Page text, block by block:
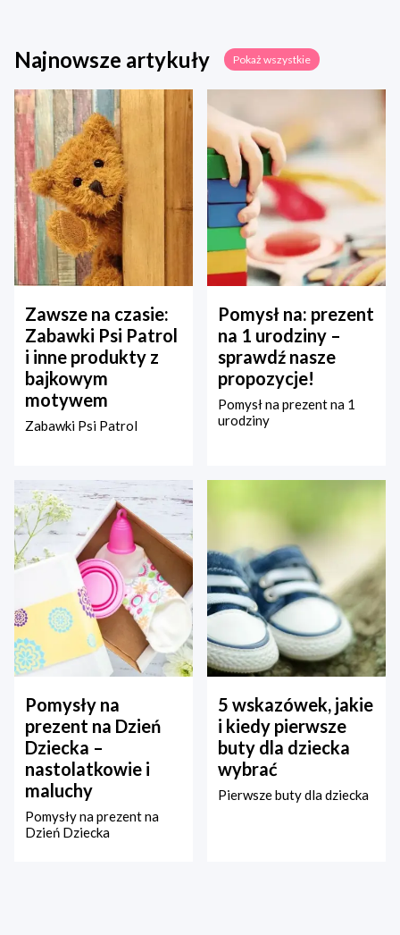
Najnowsze artykuły Pokaż wszystkie
Zawsze na czasie:
Zabawki Psi Patrol
i inne produkty z
bajkowym
motywem
Zabawki Psi Patrol
Pomysł na: prezent
na 1 urodziny –
sprawdź nasze
propozycje!
Pomysł na prezent na 1
urodziny
Pomysły na
prezent na Dzień
Dziecka –
nastolatkowie i
maluchy
Pomysły na prezent na
Dzień Dziecka
5 wskazówek, jakie
i kiedy pierwsze
buty dla dziecka
wybrać
Pierwsze buty dla dziecka